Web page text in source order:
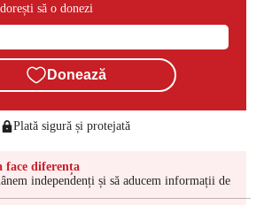
să o donezi
Donează
Plată sigură și protejată
diferența
independenți și să aducem informații de